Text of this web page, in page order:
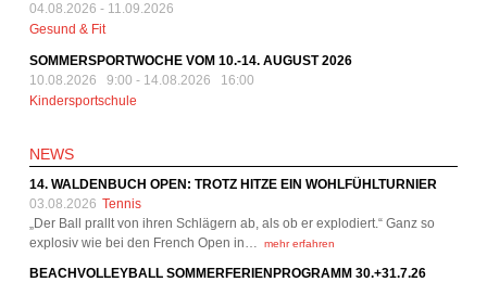
04.08.2026 - 11.09.2026
Gesund & Fit
SOMMERSPORTWOCHE VOM 10.-14. AUGUST 2026
10.08.2026 9:00 - 14.08.2026 16:00
Kindersportschule
NEWS
14. WALDENBUCH OPEN: TROTZ HITZE EIN WOHLFÜHLTURNIER
03.08.2026 Tennis
„Der Ball prallt von ihren Schlägern ab, als ob er explodiert.“ Ganz so
explosiv wie bei den French Open in…
mehr erfahren
BEACHVOLLEYBALL SOMMERFERIENPROGRAMM 30.+31.7.26